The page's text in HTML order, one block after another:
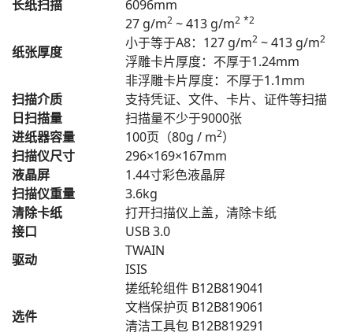
长纸扫描
6096mm
纸张厚度
27 g/m2 ~ 413 g/m2 *2
小于等于A8：127 g/m2 ~ 413 g/m2
浮雕卡片厚度：不厚于1.24mm
非浮雕卡片厚度：不厚于1.1mm
扫描介质
支持凭证、文件、卡片、证件等扫描
日扫描量
扫描量不少于9000张
进纸器容量
100页（80g / m2）
扫描仪尺寸
296×169×167mm
液晶屏
1.44寸彩色液晶屏
扫描仪重量
3.6kg
清除卡纸
打开扫描仪上盖，清除卡纸
接口
USB 3.0
驱动
TWAIN
ISIS
选件
搓纸轮组件 B12B819041
文档保护页 B12B819061
清洁工具包 B12B819291